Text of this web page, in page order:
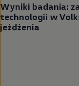
Wyniki badania:
technologii w
jeżdżenia